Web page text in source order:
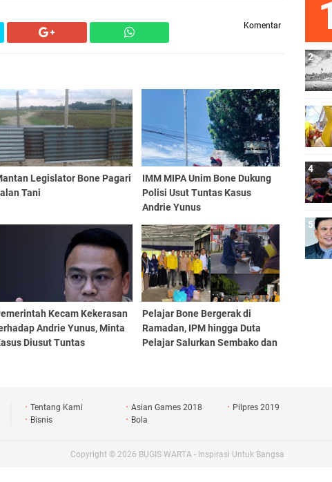
Komentar
Legislator Bone Pagari
Tani
IMM MIPA Unim Bone Dukung
Polisi Usut Tuntas Kasus
Andrie Yunus
Kecam Kekerasan
Andrie Yunus, Minta
Diusut Tuntas
Pelajar Bone Bergerak di
Ramadan, IPM hingga Duta
Pelajar Salurkan Sembako dan
Tentang Kami Asian Games 2018
Pilpres 2019
Bisnis
Bola
Copyright © 2026 BUGIS WARTA - Inspirasi Untuk Bangsa